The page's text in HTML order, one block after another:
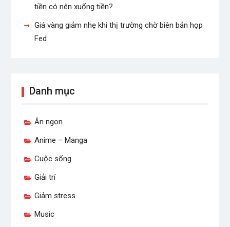
tiền có nên xuống tiền?
Giá vàng giảm nhẹ khi thị trường chờ biên bản họp
Fed
Danh mục
Ăn ngon
Anime – Manga
Cuộc sống
Giải trí
Giảm stress
Music